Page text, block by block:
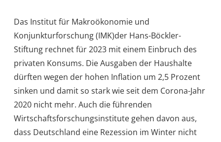
Das Institut für Makroökonomie und
Konjunkturforschung (IMK)der Hans-Böckler-
Stiftung rechnet für 2023 mit einem Einbruch des
privaten Konsums. Die Ausgaben der Haushalte
dürften wegen der hohen Inflation um 2,5 Prozent
sinken und damit so stark wie seit dem Corona-Jahr
2020 nicht mehr. Auch die führenden
Wirtschaftsforschungsinstitute gehen davon aus,
dass Deutschland eine Rezession im Winter nicht